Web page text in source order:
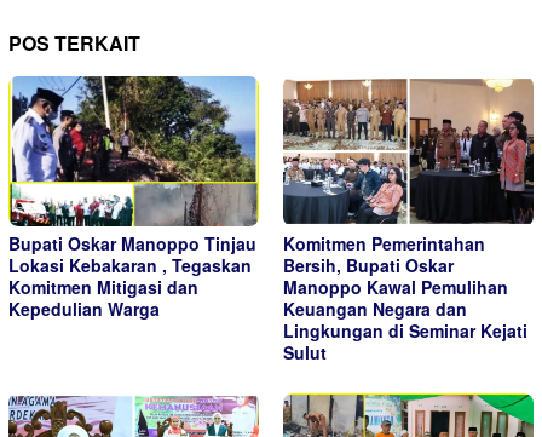
POS TERKAIT
Bupati Oskar Manoppo Tinjau
Lokasi Kebakaran , Tegaskan
Komitmen Mitigasi dan
Kepedulian Warga
Komitmen Pemerintahan
Bersih, Bupati Oskar
Manoppo Kawal Pemulihan
Keuangan Negara dan
Lingkungan di Seminar Kejati
Sulut